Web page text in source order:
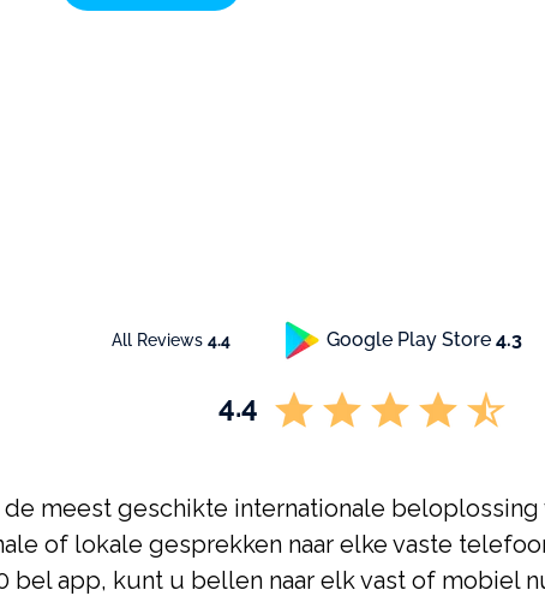
All Reviews 4.4 Google Play Store 4.3
4.4
de meest geschikte internationale
of lokale gesprekken naar elke vaste
bel app, kunt u bellen naar elk vast of mobiel